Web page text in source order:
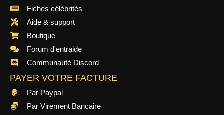
Fiches célébrités
Aide & support
Boutique
Forum d'entraide
Communauté Discord
PAYER VOTRE FACTURE
Par Paypal
Par Virement Bancaire